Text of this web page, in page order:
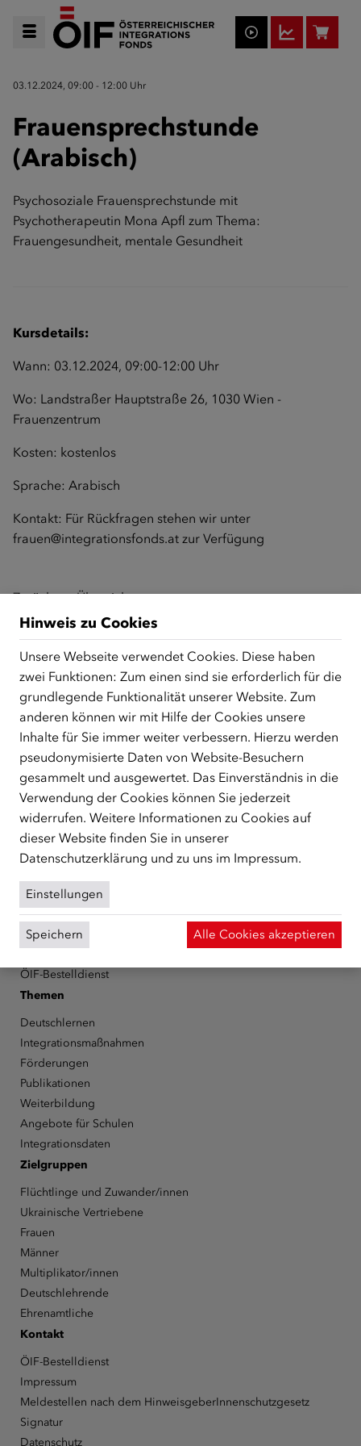
03.12.2024, 09:00 - 12:00 Uhr
Frauensprechstunde
(Arabisch)
Psychosoziale Frauensprechstunde mit
Psychotherapeutin Mona Apfl zum Thema:
Frauengesundheit, mentale Gesundheit
Kursdetails:
Wann: 03.12.2024, 09:00-12:00 Uhr
Wo: Landstraßer Hauptstraße 26, 1030 Wien -
Frauenzentrum
Kosten: kostenlos
Sprache: Arabisch
Kontakt: Für Rückfragen stehen wir unter
frauen@integrationsfonds.at zur Verfügung
Zurück zur Übersicht
ÜBER UNS
Der Österreichische Integrationsfonds (ÖIF) ist ein Fonds der
Republik Österreich, der Flüchtlinge, subsidiär
Schutzberechtigte, Vertriebene sowie Zuwander/innen als
zentrale Anlaufstelle bei der Integration in Österreich
unterstützt.mehr
FacebookYouTubeInstagramLinkedIn
Über den ÖIF
Organigramm
Presse
Informationen erhalten
ÖIF-Bestelldienst
Themen
Deutschlernen
Integrationsmaßnahmen
Förderungen
Publikationen
Weiterbildung
Angebote für Schulen
Integrationsdaten
Zielgruppen
Flüchtlinge und Zuwander/innen
Ukrainische Vertriebene
Frauen
Männer
Multiplikator/innen
Deutschlehrende
Ehrenamtliche
Kontakt
ÖIF-Bestelldienst
Impressum
Meldestellen nach dem HinweisgeberInnenschutzgesetz
Signatur
Datenschutz
Hinweis zu Cookies
Unsere Webseite verwendet Cookies. Diese haben
zwei Funktionen: Zum einen sind sie erforderlich für die
grundlegende Funktionalität unserer Website. Zum
anderen können wir mit Hilfe der Cookies unsere
Inhalte für Sie immer weiter verbessern. Hierzu werden
pseudonymisierte Daten von Website-Besuchern
gesammelt und ausgewertet. Das Einverständnis in die
Verwendung der Cookies können Sie jederzeit
widerrufen. Weitere Informationen zu Cookies auf
dieser Website finden Sie in unserer
Datenschutzerklärung und zu uns im Impressum.
Einstellungen
Speichern Alle Cookies akzeptieren